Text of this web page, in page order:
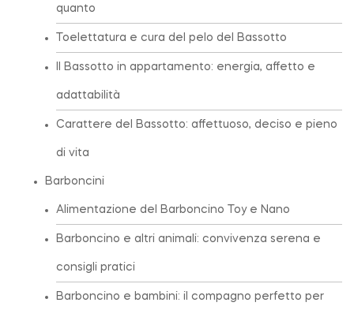
quanto
Toelettatura e cura del pelo del Bassotto
Il Bassotto in appartamento: energia, affetto e
adattabilità
Carattere del Bassotto: affettuoso, deciso e pieno
di vita
Barboncini
Alimentazione del Barboncino Toy e Nano
Barboncino e altri animali: convivenza serena e
consigli pratici
Barboncino e bambini: il compagno perfetto per